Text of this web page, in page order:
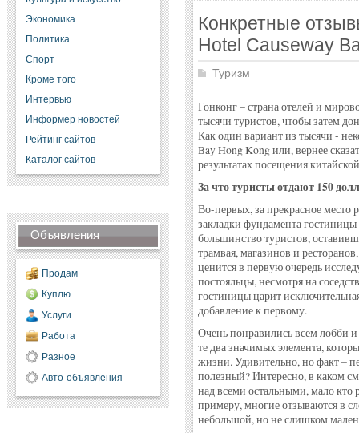
Экономика
Политика
Спорт
Кроме того
Интервью
Информер новостей
Рейтинг сайтов
Каталог сайтов
Объявления
Продам
Куплю
Услуги
Работа
Разное
Авто-объявления
Конкретные
Hotel Causeway
Туризм
Гонконг – страна отелей и
тысячи туристов, чтобы затем
Как один вариант из тысячи -
Bay Hong Kong или, вернее
результатах посещения
За что туристы отдают 150
Во-первых, за прекрасное
закладки фундамента
большинство туристов,
трамвая, магазинов и
ценится в первую очередь
постояльцы, несмотря на
гостиницы царит
добавление к первому.
Очень понравились всем лобби
те два значимых элемента,
жизни. Удивительно, но факт –
полезный? Интересно, в каком
над всеми остальными, мало кто
примеру, многие отзываются в
небольшой, но не слишком